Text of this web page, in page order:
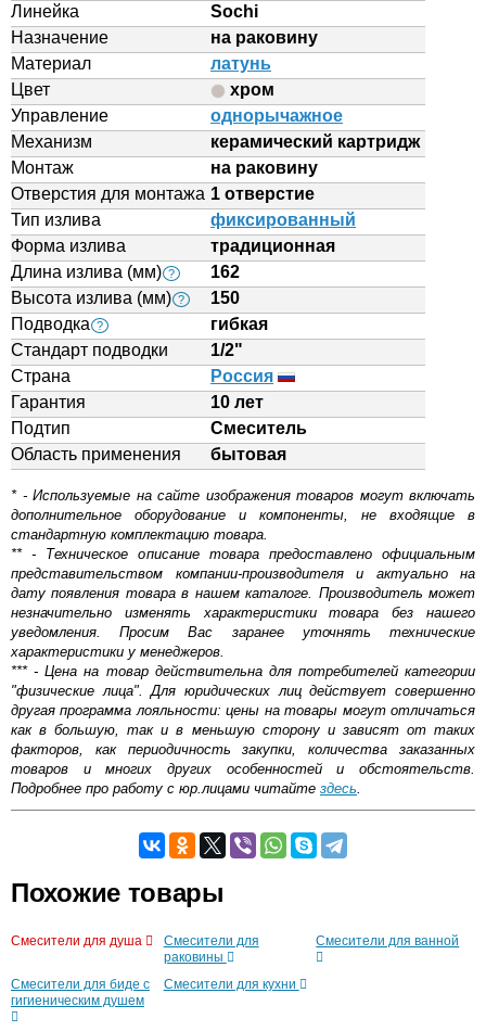
Линейка
Sochi
Назначение
на раковину
Материал
латунь
Цвет
хром
Управление
однорычажное
Механизм
керамический картридж
Монтаж
на раковину
Отверстия для монтажа 1 отверстие
Тип излива
фиксированный
Форма излива
традиционная
Длина излива (мм) ?
162
Высота излива (мм) ?
150
Подводка ?
гибкая
Стандарт подводки
1/2"
Страна
Россия
Гарантия
10 лет
Подтип
Смеситель
Область применения
бытовая
* - Используемые на сайте изображения товаров могут включать
дополнительное оборудование и компоненты, не входящие в
стандартную комплектацию товара.
** - Техническое описание товара предоставлено официальным
представительством компании-производителя и актуально на
дату появления товара в нашем каталоге. Производитель может
незначительно изменять характеристики товара без нашего
уведомления. Просим Вас заранее уточнять технические
характеристики у менеджеров.
*** - Цена на товар действительна для потребителей категории
"физические лица". Для юридических лиц действует совершенно
другая программа лояльности: цены на товары могут отличаться
как в большую, так и в меньшую сторону и зависят от таких
факторов, как периодичность закупки, количества заказанных
товаров и многих других особенностей и обстоятельств.
Подробнее про работу с юр.лицами читайте здесь.
Оставьте отзыв
Доставка сантехники по Москве и Московской области
Возможные способы оплаты:
Наличный расчёт
Банковской картой на сайте в режиме реального
времени
Похожие товары
Смесители для душа
Смесители для
раковины
Смесители для ванной
Смесители для биде с
гигиеническим душем
Смесители для кухни